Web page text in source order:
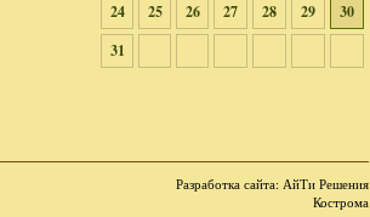
24
25 26 27 28 29
30
31
Разработка сайта: АйТи Решения
Кострома